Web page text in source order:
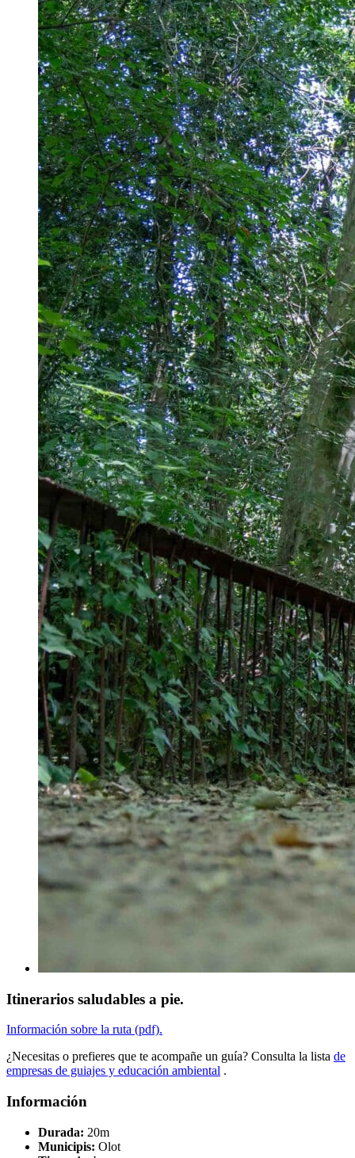
Itinerarios saludables a pie.
Información sobre la ruta (pdf).
¿Necesitas o prefieres que te acompañe un guía? Consulta la lista de
empresas de guiajes y educación ambiental .
Información
Durada: 20m
Municipis: Olot